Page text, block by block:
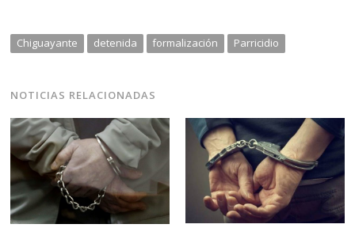
Chiguayante detenida formalización Parricidio
NOTICIAS RELACIONADAS